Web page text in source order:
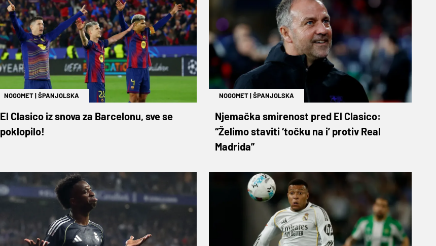
NOGOMET|ŠPANJOLSKA
El Clasico iz snova za Barcelonu, sve se
poklopilo!
NOGOMET|ŠPANJOLSKA
Njemačka smirenost pred El Clasico:
“Želimo staviti ‘točku na i’ protiv Real
Madrida”